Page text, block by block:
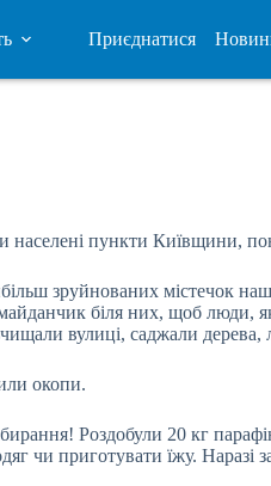
Приєднатися
населені пункти Київщини,
зруйнованих містечок
біля них, щоб люди,
вулиці, саджали
окопи.
Роздобули 20 кг
чи приготувати їжу.